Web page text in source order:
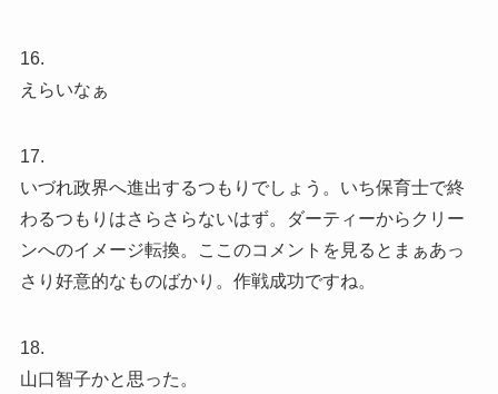
16.
えらいなぁ
17.
いづれ政界へ進出するつもりでしょう。いち保育士で終
わるつもりはさらさらないはず。ダーティーからクリー
ンへのイメージ転換。ここのコメントを見るとまぁあっ
さり好意的なものばかり。作戦成功ですね。
18.
山口智子かと思った。